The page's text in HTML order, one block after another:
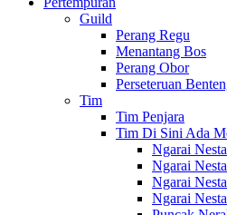
Guild
Perang Regu
Menantang Bos
Perang Obor
Perseteruan
Tim
Tim Penjara
Tim Di Sini Ada
Ngarai
Ngarai
Ngarai
Ngarai